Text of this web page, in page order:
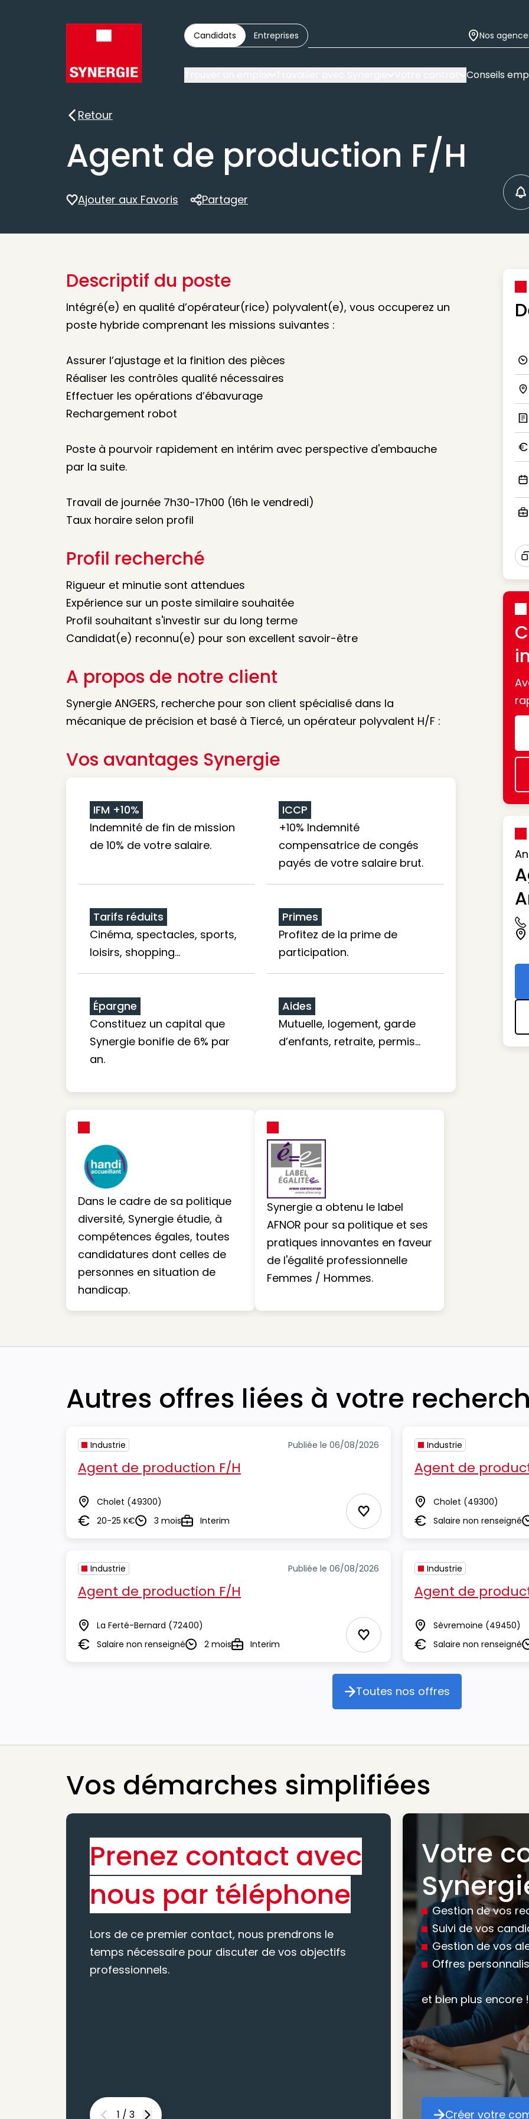
Candidats Entreprises Nos
Conseils
Retour
Retour
Agent de production F/H
Ajouter aux Favoris
Partager
Partager
Descriptif du poste
Intégré(e) en qualité d’opérateur(rice) polyvalent(e), vous occuperez un
poste hybride comprenant les missions suivantes :
Assurer l’ajustage et la finition des pièces
Réaliser les contrôles qualité nécessaires
Effectuer les opérations d’ébavurage
Rechargement robot
Poste à pourvoir rapidement en intérim avec perspective d'embauche
par la suite.
Travail de journée 7h30-17h00 (16h le vendredi)
Taux horaire selon profil
Profil recherché
Rigueur et minutie sont attendues
Expérience sur un poste similaire souhaitée
Profil souhaitant s'investir sur du long terme
Candidat(e) reconnu(e) pour son excellent savoir-être
A propos de notre client
Synergie ANGERS, recherche pour son client spécialisé dans la
mécanique de précision et basé à Tiercé, un opérateur polyvalent H/F :
Vos avantages Synergie
IFM +10%
Indemnité de fin de mission
de 10% de votre salaire.
ICCP
+10% Indemnité
compensatrice de congés
payés de votre salaire brut.
Tarifs réduits
Cinéma, spectacles, sports,
loisirs, shopping...
Primes
Profitez de la prime de
participation.
Épargne
Constituez un capital que
Synergie bonifie de 6% par
an.
Aides
Mutuelle, logement, garde
d’enfants, retraite, permis…
Dans le cadre de sa politique
diversité, Synergie étudie, à
compétences égales, toutes
candidatures dont celles de
personnes en situation de
handicap.
Synergie a obtenu le label
AFNOR pour sa politique et ses
pratiques innovantes en faveur
de l'égalité professionnelle
Femmes / Hommes.
Autres offres liées à votre
Industrie Publiée le 06/08/2026
Agent de production F/H
Lieu Cholet (49300)
Salaire20-25 K€Durée3 moisTypeInterim Ajouter aux Favoris
Industrie
Agent de
Lieu Cholet (49300)
SalaireSalaire non renseigné
Industrie Publiée le 06/08/2026
Agent de production F/H
Lieu La Ferté-Bernard (72400)
SalaireSalaire non renseignéDurée2 moisTypeInterim Ajouter aux Favoris
Industrie
Agent de
Lieu Sèvremoine (49450)
SalaireSalaire non renseigné
Toutes nos offres
Toutes nos offres
Vos démarches simplifiées
Prenez contact avec
nous par téléphone
Lors de ce premier contact, nous prendrons le
temps nécessaire pour discuter de vos objectifs
professionnels.
Nous vous
votre recherche,
mesure pour
atteindre vos
1 / 3
Votre
Gestion de vos
Suivi de vos
Gestion de vos
Offres
et bien plus encore !
Créer votre